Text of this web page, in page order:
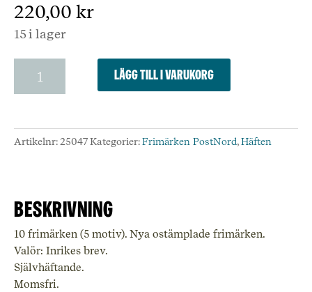
220,00 kr
15 i lager
med
10
Svenskt
mode,
brev
mängd
Lägg till i varukorg
Artikelnr: 25047Kategorier:Frimärken PostNord,Häften
Beskrivning
10 frimärken (5 motiv). Nya ostämplade frimärken.
Valör: Inrikes brev.
Självhäftande.
Momsfri.